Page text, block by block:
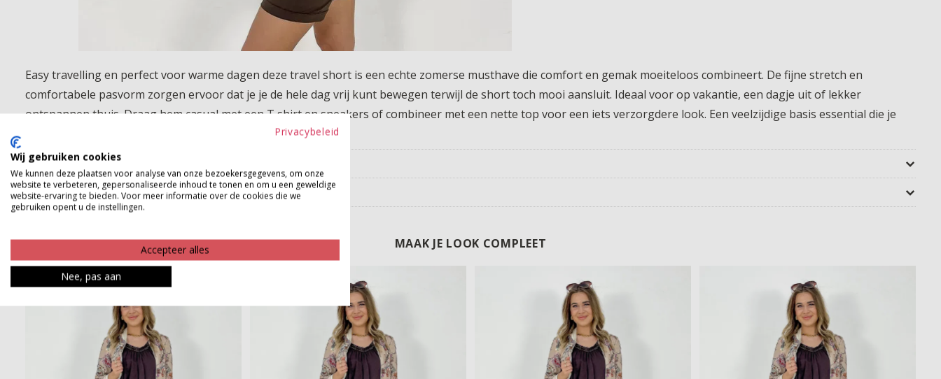
Easy travelling en perfect voor warme dagen deze travel short is een echte zomerse musthave die comfort en gemak moeiteloos combineert. De fijne stretch en
comfortabele pasvorm zorgen ervoor dat je je de hele dag vrij kunt bewegen terwijl de short toch mooi aansluit. Ideaal voor op vakantie, een dagje uit of lekker
ontspannen thuis. Draag hem casual met een T shirt en sneakers of combineer met een nette top voor een iets verzorgdere look. Een veelzijdige basis essential die je
Product kenmerken
Betaalinformatie
MAAK JE LOOK COMPLEET
Privacybeleid
Wij gebruiken cookies
We kunnen deze plaatsen voor analyse van onze bezoekersgegevens, om onze
website te verbeteren, gepersonaliseerde inhoud te tonen en om u een geweldige
website-ervaring te bieden. Voor meer informatie over de cookies die we
gebruiken opent u de instellingen.
Accepteer alles
Nee, pas aan